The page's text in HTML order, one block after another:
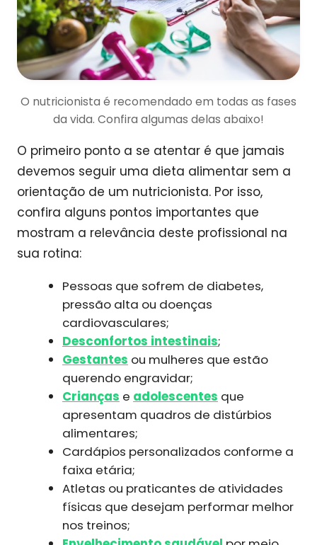
O nutricionista é recomendado em todas as fases
da vida. Confira algumas delas abaixo!
O primeiro ponto a se atentar é que jamais
devemos seguir uma dieta alimentar sem a
orientação de um nutricionista. Por isso,
confira alguns pontos importantes que
mostram a relevância deste profissional na
sua rotina:
Pessoas que sofrem de diabetes,
pressão alta ou doenças
cardiovasculares;
Desconfortos intestinais;
Gestantes ou mulheres que estão
querendo engravidar;
Crianças e adolescentes que
apresentam quadros de distúrbios
alimentares;
Cardápios personalizados conforme a
faixa etária;
Atletas ou praticantes de atividades
físicas que desejam performar melhor
nos treinos;